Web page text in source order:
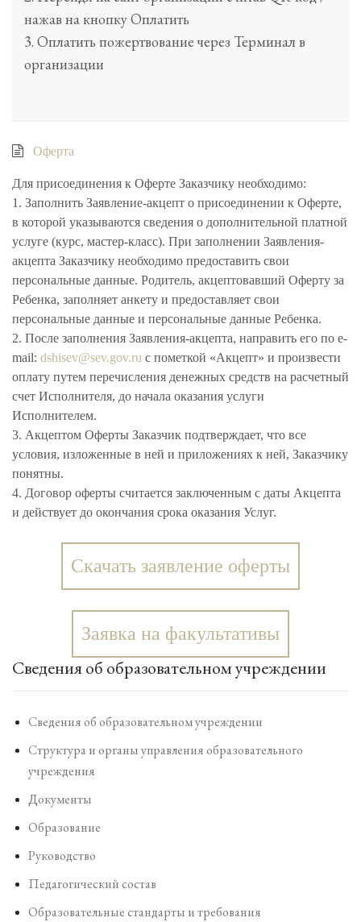
нажав на кнопку Оплатить
3. Оплатить пожертвование через Терминал в
организации
Оферта
Для присоединения к Оферте Заказчику необходимо:
1. Заполнить Заявление-акцепт о присоединении к Оферте,
в которой указываются сведения о дополнительной платной
услуге (курс, мастер-класс). При заполнении Заявления-
акцепта Заказчику необходимо предоставить свои
персональные данные. Родитель, акцептовавший Оферту за
Ребенка, заполняет анкету и предоставляет свои
персональные данные и персональные данные Ребенка.
2. После заполнения Заявления-акцепта, направить его по e-
mail: dshisev@sev.gov.ru с пометкой «Акцепт» и произвести
оплату путем перечисления денежных средств на расчетный
счет Исполнителя, до начала оказания услуги
Исполнителем.
3. Акцептом Оферты Заказчик подтверждает, что все
условия, изложенные в ней и приложениях к ней, Заказчику
понятны.
4. Договор оферты считается заключенным с даты Акцепта
и действует до окончания срока оказания Услуг.
Скачать заявление оферты
Заявка на факультативы
Сведения об образовательном учреждении
Сведения об образовательном учреждении
Структура и органы управления образовательного
учреждения
Документы
Образование
Руководство
Педагогический состав
Образовательные стандарты и требования